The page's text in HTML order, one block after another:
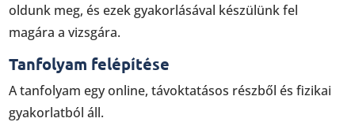
oldunk meg, és ezek gyakorlásával készülünk fel
magára a vizsgára.
Tanfolyam felépítése
A tanfolyam egy online, távoktatásos részből és fizikai
gyakorlatból áll.